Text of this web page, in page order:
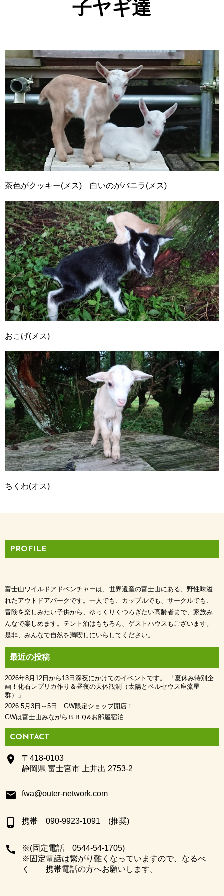
子ヤギ達
茶色がクッキー(メス) 白いのがバニラ(メス)
おこげ(メス)
ちくわ(オス)
PROFILE
富士山ワイルドアドベンチャーは、世界遺産の富士山にある、野性味溢
れたアウトドアパークです。一人でも、カップルでも、サークルでも、
冒険を楽しみたい子供から、ゆっくりくつろぎたい高齢者まで、家族み
んなで楽しめます。テント泊はもちろん、ゲストハウスもございます。
是非、みんなで自然を満喫しにいらしてください。
最近の投稿
2026年8月12日から13日深夜にかけてのイベントです。 「夏休み特別企
画！化石レプリカ作り＆昼夜の天体観測（太陽とペルセウス座流星
群）」
2026.5月3日～5日 GW限定ショップ開店！
GWは富士山みながらＢＢＱ&お部屋宿泊
CONTACT
place
〒418-0103
静岡県 富士宮市 上井出 2753-2
email fwa@outer-network.com
phone_iphone 携帯 090-9923-1091 (推奨)
call
※(固定電話 0544-54-1705)
※固定電話は繋がり難くなっていますので、なるべ
く 携帯電話の方へお願いします。